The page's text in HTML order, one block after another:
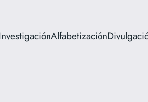
InvestigaciónAlfabetización